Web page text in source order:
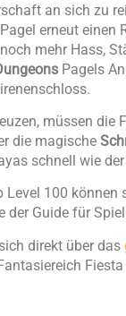
an sich zu
erneut einen
mehr Hass,
Pagels
müssen die
die magische
schnell wie
Level 100
der Guide für
direkt über das